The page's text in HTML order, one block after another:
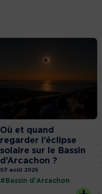
Où et quand
regarder l’éclipse
solaire sur le Bassin
d’Arcachon ?
07 août 2026
#Bassin d'Arcachon